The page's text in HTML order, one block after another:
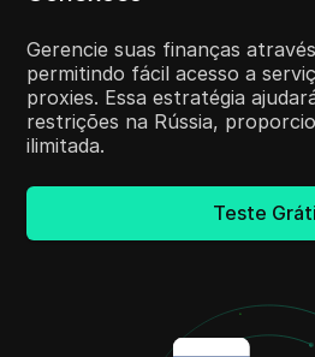
Gerencie suas finanças
permitindo fácil acesso a
proxies. Essa estratégia
restrições na Rússia,
ilimitada.
Teste